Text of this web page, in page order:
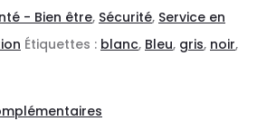
- Bien être, Sécurité, Service en
Étiquettes : blanc, Bleu, gris, noir,